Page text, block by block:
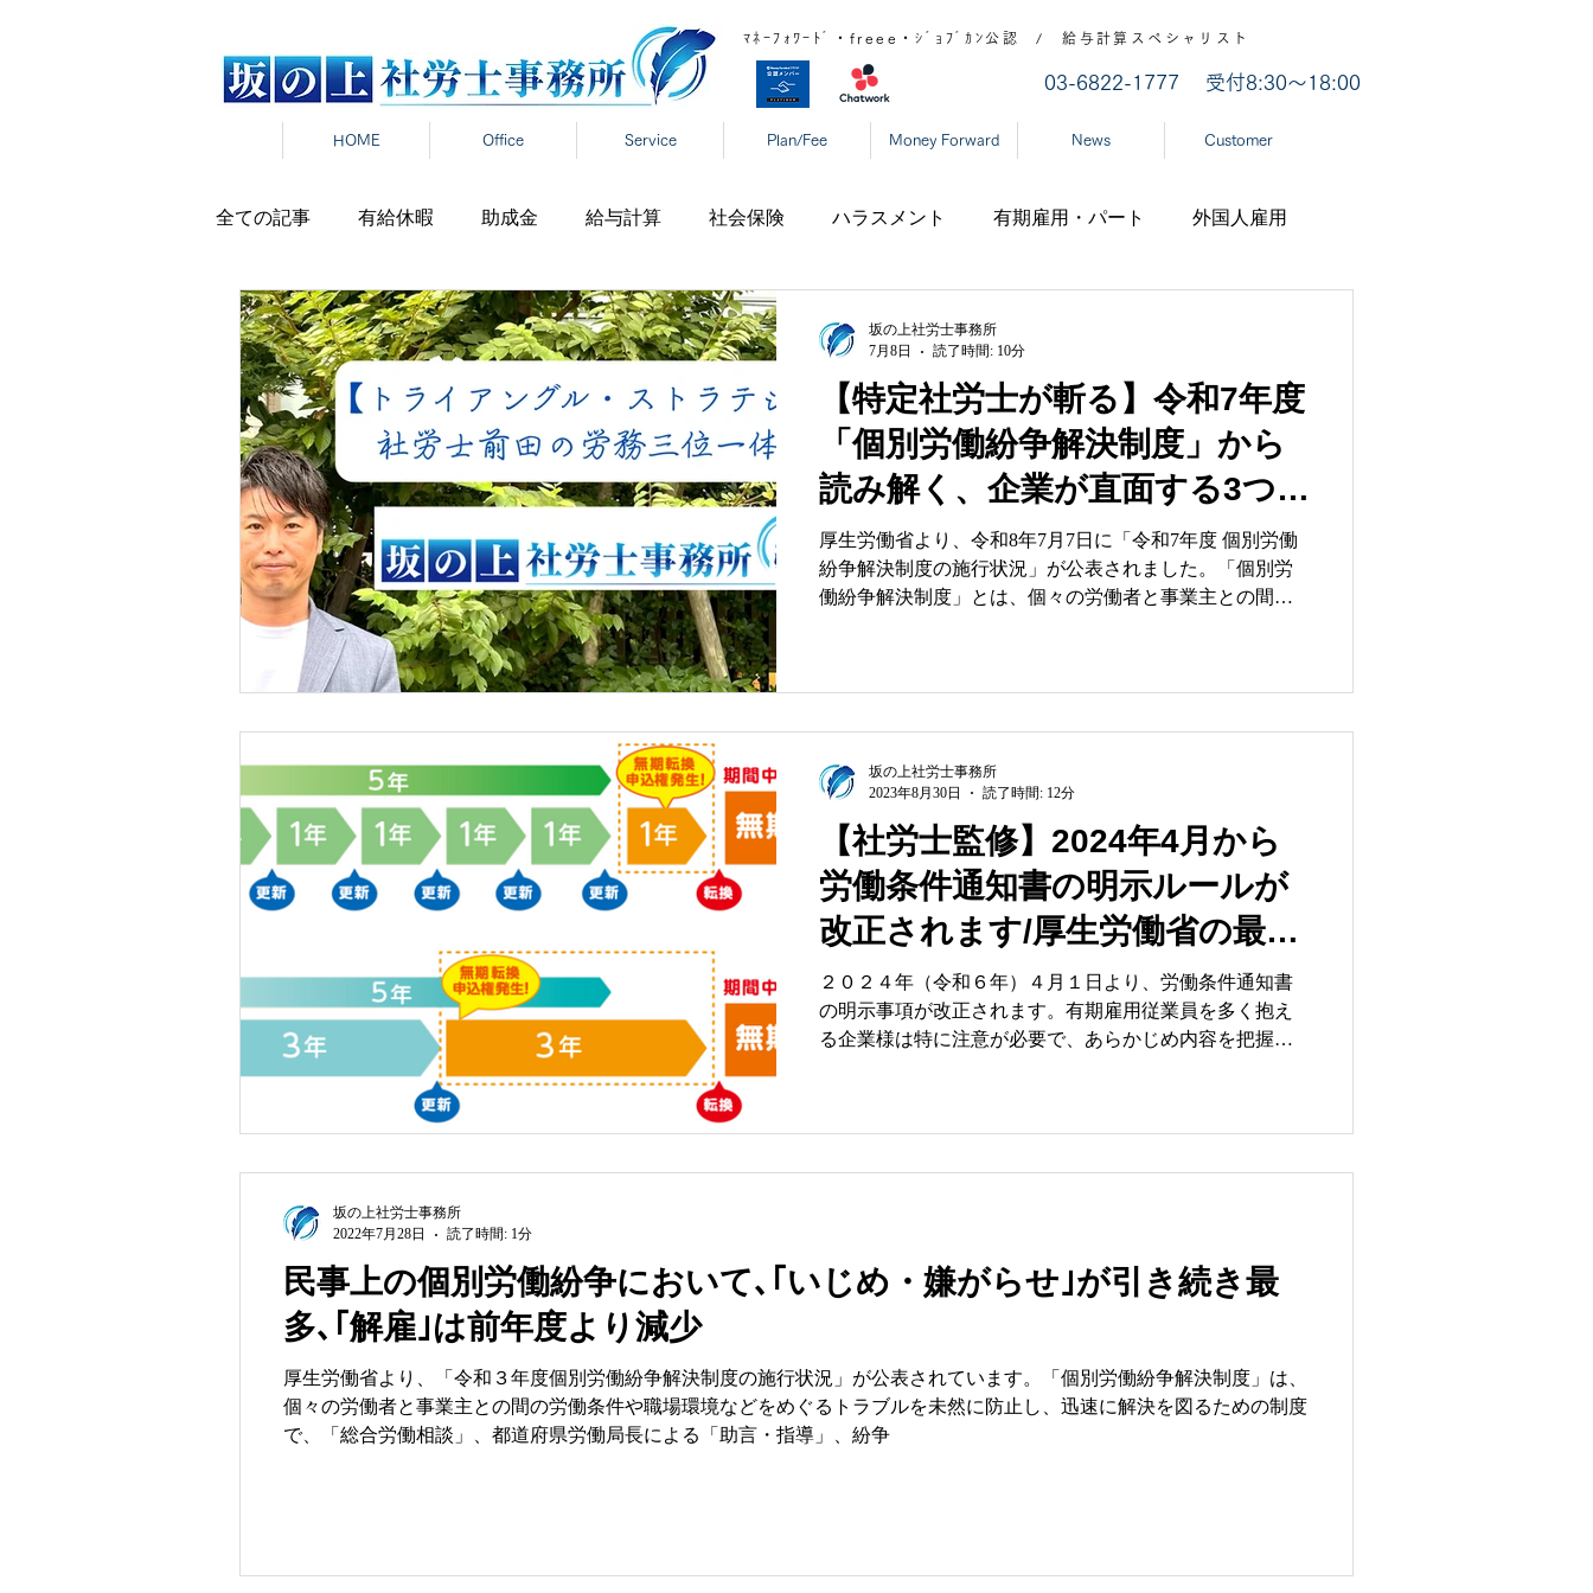
ﾏﾈｰﾌｫﾜｰﾄﾞ・freee・ｼﾞｮﾌﾞｶﾝ公認 / 給与計算スペシャリスト
​03-6822-1777 受付8:30～18:00
HOME Office Service Plan/Fee Money Forward News Customer
全ての記事 有給休暇 助成金 給与計算 社会保険 ハラスメント 有期雇用・パート 外国人雇用
労働時間 雇用契約 在宅勤務 税制 高齢者雇用
雇用保険 新卒 報道発表 年末調整 DX 事業復活支援金 新型コロナ 経済産業省
パワハラ セクハラ マタハラ 厚生労働省 東京都 大阪府 日本年金機構
【特定社労士が斬る】令和7年度
「個別労働紛争解決制度」から
読み解く、企業が直面する3つ
の労務リスクと根本対策
厚生労働省より、令和8年7月7日に「令和7年度 個別労働
紛争解決制度の施行状況」が公表されました。「個別労
働紛争解決制度」とは、個々の労働者と事業主との間で
導」、そして専門家を交えた紛争調整委員会による「あ
っせん」という3つのアプローチが用意されています。 令
和7年度の総合労働相談件数は119万8,010件に上り、18年
連続で100万件を超える高止まり状態が続いています。労
働者の権利意識の高まりや、多様な働き方が浸透する中
で、企業と労働者の間の摩擦は決して減少していませ
ん。 本記事では、この膨大なデータと具体的な事例を特
定社会保険労務士の視点で分析し、現在の日本企業が抱
ントを「3つの視点」で深く解説します。表面的なデータ
だけでなく、法律の背景や政府の狙い、そして明日から
実践できる課題解決の道
坂の上社労士事務所
7月8日
読了時間: 10分
【社労士監修】2024年4月から
労働条件通知書の明示ルールが
改正されます/厚生労働省の最新
ひな形（WORDテンプレート）
掲載、記載事例も解説
２０２４年（令和６年）４月１日より、労働条件通知書
の明示事項が改正されます。有期雇用従業員を多く抱え
る企業様は特に注意が必要で、あらかじめ内容を把握
坂の上社労士事務所
2023年8月30日
読了時間: 12分
民事上の個別労働紛争において､｢いじめ・嫌がらせ｣が引き続き最
多､｢解雇｣は前年度より減少
厚生労働省より、「令和３年度個別労働紛争解決制度の施行状況」が公表されています。「個別労働紛争解決制度」は、
個々の労働者と事業主との間の労働条件や職場環境などをめぐるトラブルを未然に防止し、迅速に解決を図るための制度
で、「総合労働相談」、都道府県労働局長による「助言・指導」、紛争
坂の上社労士事務所
2022年7月28日
読了時間: 1分